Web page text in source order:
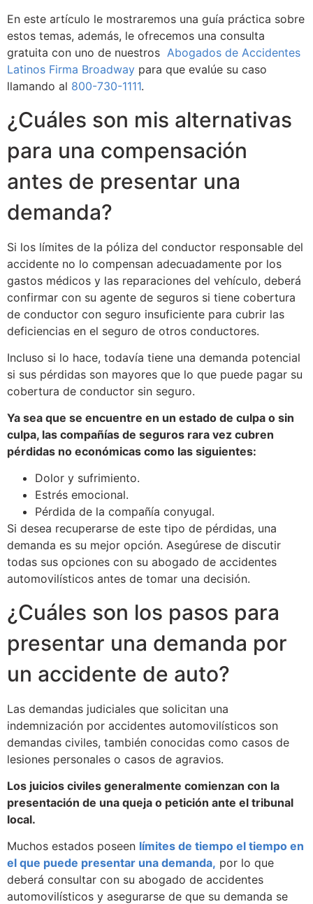
En este artículo le mostraremos una guía práctica sobre
estos temas, además, le ofrecemos una consulta
gratuita con uno de nuestros Abogados de Accidentes
Latinos Firma Broadway para que evalúe su caso
llamando al 800-730-1111.
¿Cuáles son mis alternativas
para una compensación
antes de presentar una
demanda?
Si los límites de la póliza del conductor responsable del
accidente no lo compensan adecuadamente por los
gastos médicos y las reparaciones del vehículo, deberá
confirmar con su agente de seguros si tiene cobertura
de conductor con seguro insuficiente para cubrir las
deficiencias en el seguro de otros conductores.
Incluso si lo hace, todavía tiene una demanda potencial
si sus pérdidas son mayores que lo que puede pagar su
cobertura de conductor sin seguro.
Ya sea que se encuentre en un estado de culpa o sin
culpa, las compañías de seguros rara vez cubren
pérdidas no económicas como las siguientes:
Dolor y sufrimiento.
Estrés emocional.
Pérdida de la compañía conyugal.
Si desea recuperarse de este tipo de pérdidas, una
demanda es su mejor opción. Asegúrese de discutir
todas sus opciones con su abogado de accidentes
automovilísticos antes de tomar una decisión.
¿Cuáles son los pasos para
presentar una demanda por
un accidente de auto?
Las demandas judiciales que solicitan una
indemnización por accidentes automovilísticos son
demandas civiles, también conocidas como casos de
lesiones personales o casos de agravios.
Los juicios civiles generalmente comienzan con la
presentación de una queja o petición ante el tribunal
local.
Muchos estados poseen límites de tiempo el tiempo en
el que puede presentar una demanda, por lo que
deberá consultar con su abogado de accidentes
automovilísticos y asegurarse de que su demanda se